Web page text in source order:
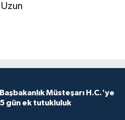
Başbakanlık Müsteşarı H.C.'ye
5 gün ek tutukluluk